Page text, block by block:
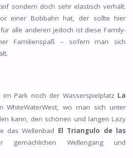
sondern doch sehr elastisch verhält.
einer Bobbahn hat, der sollte hier
alle anderen jedoch ist diese Family-
Familienspaß – sofern man sich
Park noch der Wasserspielplatz La
WhiteWaterWest, wo man sich unter
kann, den schönen und langen Lazy
das Wellenbad El Triangulo de las
gemächlichen Wellengang und